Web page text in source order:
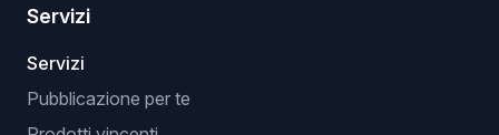
Servizi
Servizi
Pubblicazione per te